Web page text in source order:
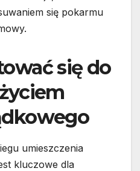
się pokarmu
się do
umieszczenia
kluczowe dla